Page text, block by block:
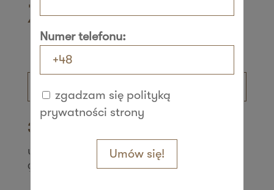
Znajdź swój klub
36 MINUT Aleksandrów
ul. Daszyńskiego 42
95-070 Aleksandrów Łódzki
Numer telefonu:
zgadzam się polityką
prywatności strony
Umów się!